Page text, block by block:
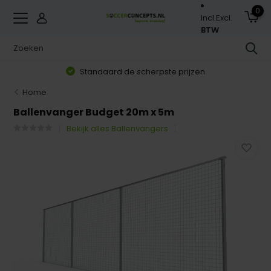
Incl.Excl.
BTW
0
Standaard de scherpste prijzen
Home
Ballenvanger Budget 20m x 5m
Bekijk alles Ballenvangers